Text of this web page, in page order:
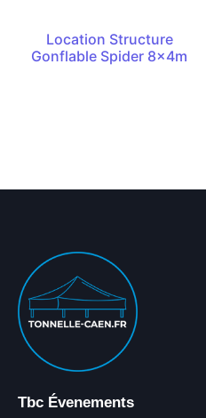
Location Structure
Gonflable Spider 8x4m
Tbc Évenements